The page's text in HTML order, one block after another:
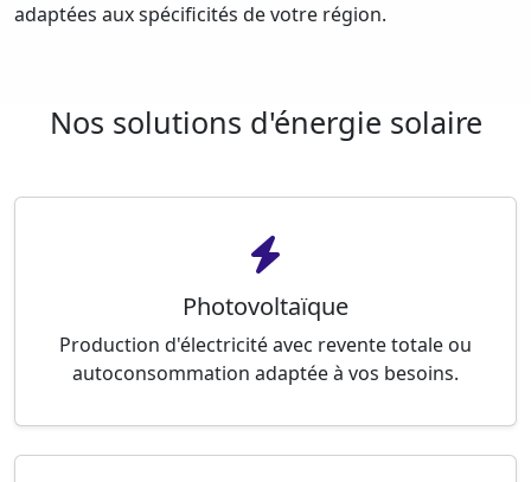
adaptées aux spécificités de votre région.
Nos solutions d'énergie solaire
Photovoltaïque
Production d'électricité avec revente totale ou
autoconsommation adaptée à vos besoins.